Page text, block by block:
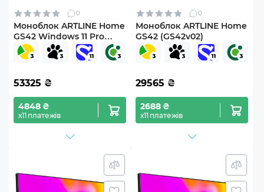
0
Моноблок ARTLINE Home
GS42 Windows 11 Pro
(GS42v08Win)
53325 ₴
4848 ₴
х11 платежів
0
Моноблок ARTLINE Home
GS42 (GS42v02)
29565 ₴
2688 ₴
х11 платежів